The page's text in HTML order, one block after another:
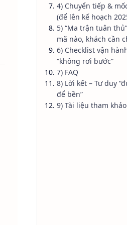
Trang chủ Kiến thức tổng
Kinh
giữ
Dự thảo quy định hóa
cách vận hành “đúng
4) Chuyển tiếp &
(để lên kế hoạch
5) “Ma trận tuân
mã nào, khách cần
6) Checklist vận
“không rơi bước”
7) FAQ
8) Lời kết – Tư duy
để bền”
9) Tài liệu tham khảo